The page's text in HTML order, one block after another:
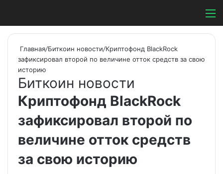
Switch skin
Главная/Биткоин новости/Криптофонд BlackRock
зафиксировал второй по величине отток средств за свою
историю
Биткоин новости
Криптофонд BlackRock
зафиксировал второй по
величине отток средств
за свою историю